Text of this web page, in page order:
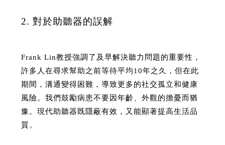
2. 對於助聽器的誤解
Frank Lin教授強調了及早解決聽力問題的重要性，
許多人在尋求幫助之前等待平均10年之久，但在此
期間，溝通變得困難，導致更多的社交孤立和健康
風險。我們鼓勵病患不要因年齡、外觀的擔憂而猶
豫。現代助聽器既隱蔽有效，又能顯著提高生活品
質。